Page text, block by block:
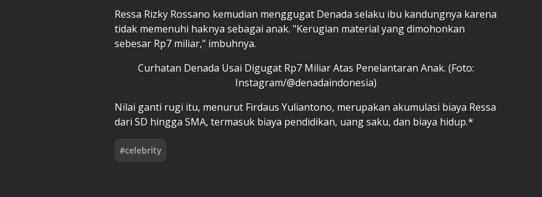
Ressa Rizky Rossano kemudian menggugat Denada selaku ibu kandungnya karena
tidak memenuhi haknya sebagai anak. "Kerugian material yang dimohonkan
sebesar Rp7 miliar," imbuhnya.
Curhatan Denada Usai Digugat Rp7 Miliar Atas Penelantaran Anak. (Foto:
Instagram/@denadaindonesia)
Nilai ganti rugi itu, menurut Firdaus Yuliantono, merupakan akumulasi biaya Ressa
dari SD hingga SMA, termasuk biaya pendidikan, uang saku, dan biaya hidup.*
#celebrity